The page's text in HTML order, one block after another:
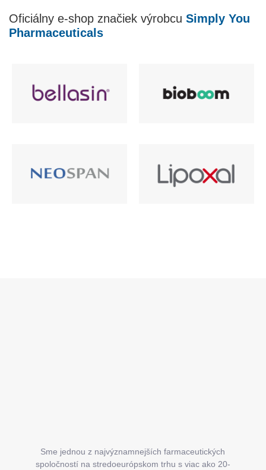
Oficiálny e-shop značiek výrobcu Simply You
Pharmaceuticals
Sme jednou z najvýznamnejších farmaceutických
spoločností na stredoeurópskom trhu s viac ako 20-